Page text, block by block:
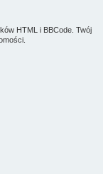
HTML i BBCode. Twój